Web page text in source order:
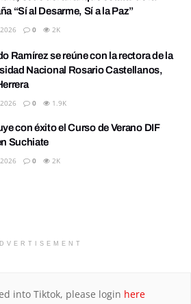
“Sí al Desarme, Sí a la Paz”
0 2K
Ramírez se reúne con la rectora de la
Nacional Rosario Castellanos,
0 1.9K
con éxito el Curso de Verano DIF
Suchiate
0 2K
into Tiktok, please login here